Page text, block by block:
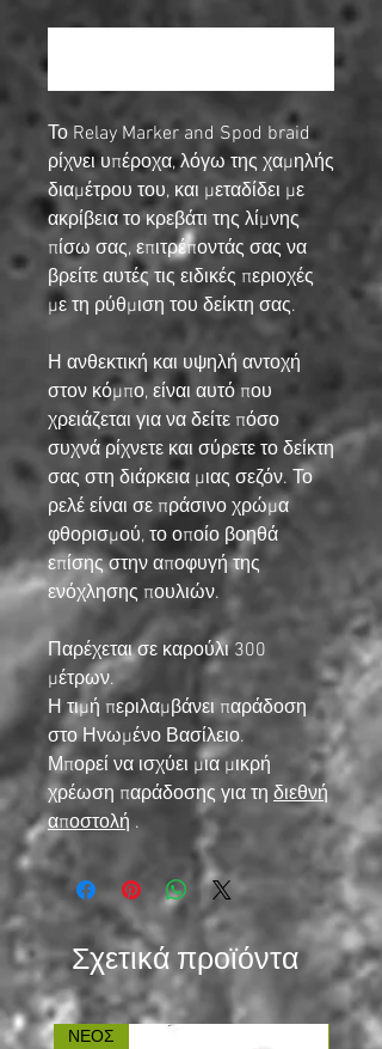
Ειδοποίηση όταν είναι
Το Relay Marker and Spod braid
ρίχνει υπέροχα, λόγω της χαμηλής
διαμέτρου του, και μεταδίδει με
ακρίβεια το κρεβάτι της λίμνης
πίσω σας, επιτρέποντάς σας να
βρείτε αυτές τις ειδικές περιοχές
με τη ρύθμιση του δείκτη σας.
Η ανθεκτική και υψηλή αντοχή
στον κόμπο, είναι αυτό που
χρειάζεται για να δείτε πόσο
συχνά ρίχνετε και σύρετε το δείκτη
σας στη διάρκεια μιας σεζόν. Το
ρελέ είναι σε πράσινο χρώμα
φθορισμού, το οποίο βοηθά
επίσης στην αποφυγή της
ενόχλησης πουλιών.
Παρέχεται σε καρούλι 300
μέτρων.
Η τιμή περιλαμβάνει παράδοση
στο Ηνωμένο Βασίλειο.
Μπορεί να ισχύει μια μικρή
χρέωση παράδοσης για τη διεθνή
αποστολή .
Σχετικά προϊόντα
ΝΕΟΣ ΝΕΟΣ